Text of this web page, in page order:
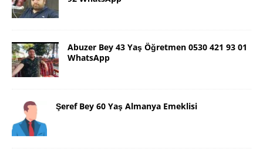
Abuzer Bey 43 Yaş Öğretmen 0530 421 93 01
WhatsApp
Şeref Bey 60 Yaş Almanya Emeklisi